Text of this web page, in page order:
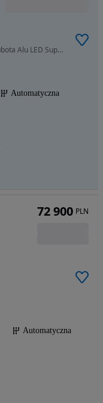
505 cm3 • 6 KM • Lift Biała Perła L6e Skóra Kubota Alu LED Super Stan! Zobacz !
Automatyczna
Automatyczna
72 900 PLN